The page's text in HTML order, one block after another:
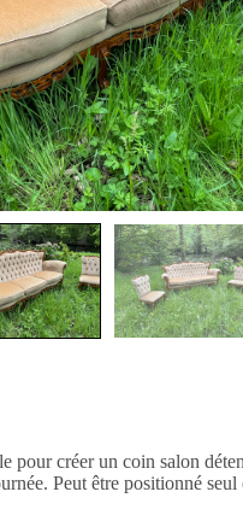
pour créer un coin salon
Peut être positionné